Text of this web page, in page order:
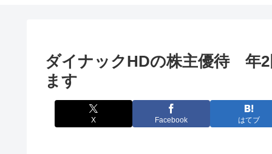
ダイナックHDの株主優待 年
ます
X Facebook はてブ